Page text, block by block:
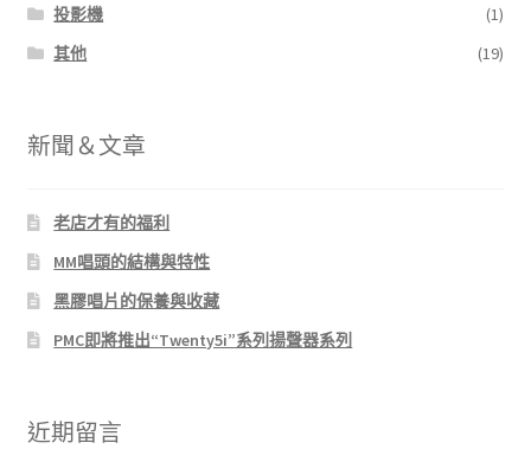
投影機
(1)
其他
(19)
新聞＆文章
老店才有的福利
MM唱頭的結構與特性
黑膠唱片的保養與收藏
PMC即將推出“Twenty5i”系列揚聲器系列
近期留言